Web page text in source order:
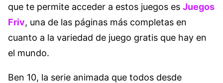
que te permite acceder a estos juegos es Juegos
Friv, una de las páginas más completas en
cuanto a la variedad de juego gratis que hay en
el mundo.
Ben 10, la serie animada que todos desde